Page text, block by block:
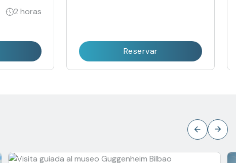
2 horas
Reservar